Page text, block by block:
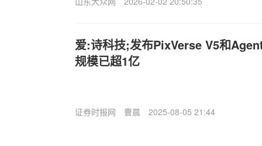
爱:诗科技;发布PixVerse V5和
规模已超1亿
证券时报网 曹晨 2025-08-05 21:44